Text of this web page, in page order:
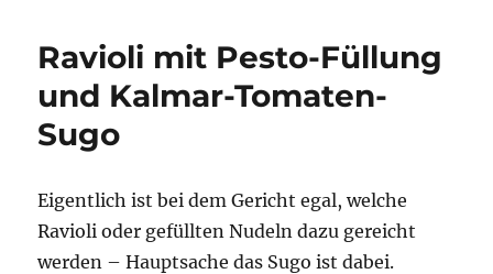
Ravioli mit Pesto-Füllung
und Kalmar-Tomaten-
Sugo
Eigentlich ist bei dem Gericht egal, welche
Ravioli oder gefüllten Nudeln dazu gereicht
werden – Hauptsache das Sugo ist dabei.